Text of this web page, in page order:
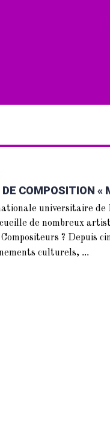
DE COMPOSITION
universitaire de
de nombreux
? Depuis
culturels, ...